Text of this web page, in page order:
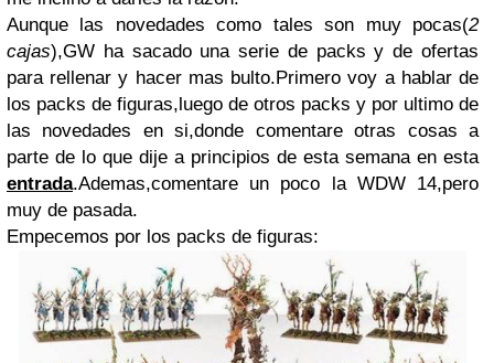
Aunque las novedades como tales son muy pocas(2
cajas),GW ha sacado una serie de packs y de ofertas
para rellenar y hacer mas bulto.Primero voy a hablar de
los packs de figuras,luego de otros packs y por ultimo de
las novedades en si,donde comentare otras cosas a
parte de lo que dije a principios de esta semana en esta
entrada.Ademas,comentare un poco la WDW 14,pero
muy de pasada.
Empecemos por los packs de figuras: